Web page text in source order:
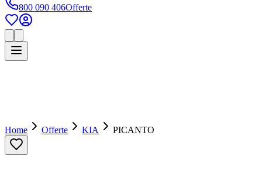
800 090 406Offerte
Home Offerte KIA PICANTO